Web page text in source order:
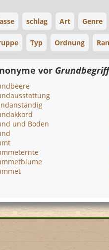
schlag Art Genre
Typ Ordnung
vor Grundbegriff
und Boden